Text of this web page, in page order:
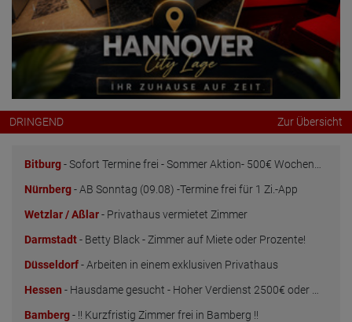
DRINGEND Zur Übersicht
Bitburg- Sofort Termine frei - Sommer Aktion- 500€ Wochenmiete
Nürnberg- AB Sonntag (09.08) -Termine frei für 1 Zi.-App
Wetzlar / Aßlar- Privathaus vermietet Zimmer
Darmstadt- Betty Black - Zimmer auf Miete oder Prozente!
Düsseldorf- Arbeiten in einem exklusiven Privathaus
Hessen - Hausdame gesucht - Hoher Verdienst 2500€ oder mehr !
Bamberg- !! Kurzfristig Zimmer frei in Bamberg !!